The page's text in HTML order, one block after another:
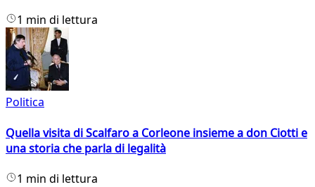
1 min di lettura
Politica
Quella visita di Scalfaro a Corleone insieme a don Ciotti e
una storia che parla di legalità
1 min di lettura